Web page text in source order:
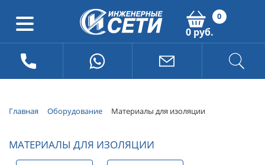
0
0 руб.
Главная Оборудование Материалы для изоляции
МАТЕРИАЛЫ ДЛЯ ИЗОЛЯЦИИ